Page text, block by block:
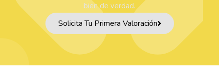
bien de verdad.
Solicita Tu Primera Valoración